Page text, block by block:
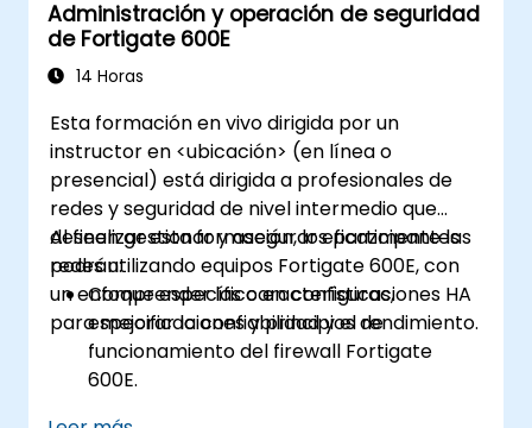
de seguridad dentro de un entorno SD-
WAN.
Monitorear, gestionar y solucionar
Administración y operación de seguridad
de Fortigate 600E
14 Horas
Esta formación en vivo dirigida por un
instructor en <ubicación> (en línea o
presencial) está dirigida a profesionales de
redes y seguridad de nivel intermedio que
deseen gestionar y asegurar eficazmente las
redes utilizando equipos Fortigate 600E, con
un enfoque específico en configuraciones HA
para mejorar la confiabilidad y el rendimiento.
Al finalizar esta formación, los participantes
podrán:
Comprender las características,
especificaciones y principios de
funcionamiento del firewall Fortigate
600E.